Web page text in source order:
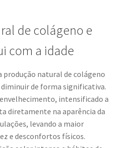
de colágeno e
com a idade
produção natural de colágeno
de forma significativa.
intensificado a
diretamente na aparência da
levando a maior
e desconfortos físicos.